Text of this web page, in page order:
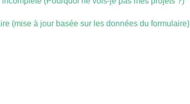
(mise à jour basée sur les données du formulaire)